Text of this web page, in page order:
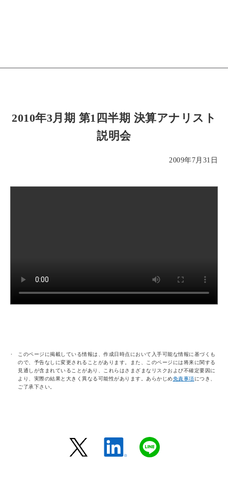
2010年3月期 第1四半期 決算アナリスト
説明会
2009年7月31日
このページに掲載している情報は、作成日時点において入手可能な情報に基づくも
ので、予告なしに変更されることがあります。また、このページには将来に関する
見通しが含まれていることがあり、これらはさまざまなリスクおよび不確定要因に
より、実際の結果と大きく異なる可能性があります。あらかじめ免責事項につき、
ご了承下さい。